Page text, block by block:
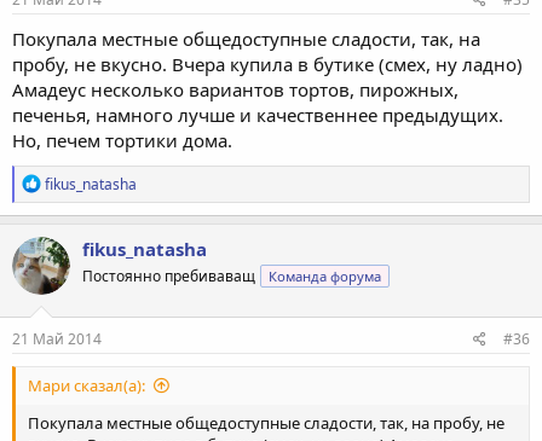
Покупала местные общедоступные сладости, так, на
пробу, не вкусно. Вчера купила в бутике (смех, ну ладно)
Амадеус несколько вариантов тортов, пирожных,
печенья, намного лучше и качественнее предыдущих.
Но, печем тортики дома.
Р
е
а
к
ц
и
и
:
fikus_natasha
fikus_natasha
Постоянно пребиваващ Команда форума
21 Май 2014 #36
Мари сказал(а):
Покупала местные общедоступные сладости, так, на пробу, не